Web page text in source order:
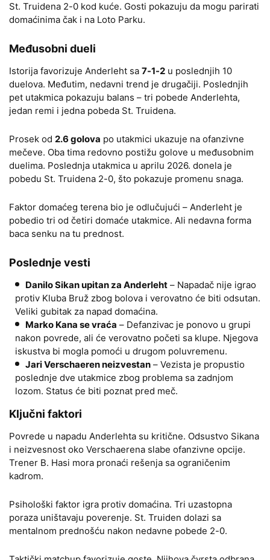
St. Truidena 2-0 kod kuće. Gosti pokazuju da mogu parirati
domaćinima čak i na Loto Parku.
Međusobni dueli
Istorija favorizuje Anderleht sa 7-1-2 u poslednjih 10
duelova. Međutim, nedavni trend je drugačiji. Poslednjih
pet utakmica pokazuju balans – tri pobede Anderlehta,
jedan remi i jedna pobeda St. Truidena.
Prosek od 2.6 golova po utakmici ukazuje na ofanzivne
mečeve. Oba tima redovno postižu golove u međusobnim
duelima. Poslednja utakmica u aprilu 2026. donela je
pobedu St. Truidena 2-0, što pokazuje promenu snaga.
Faktor domaćeg terena bio je odlučujući – Anderleht je
pobedio tri od četiri domaće utakmice. Ali nedavna forma
baca senku na tu prednost.
Poslednje vesti
Danilo Sikan upitan za Anderleht – Napadač nije igrao
protiv Kluba Bruž zbog bolova i verovatno će biti odsutan.
Veliki gubitak za napad domaćina.
Marko Kana se vraća – Defanzivac je ponovo u grupi
nakon povrede, ali će verovatno početi sa klupe. Njegova
iskustva bi mogla pomoći u drugom poluvremenu.
Jari Verschaeren neizvestan – Vezista je propustio
poslednje dve utakmice zbog problema sa zadnjom
lozom. Status će biti poznat pred meč.
Ključni faktori
Povrede u napadu Anderlehta su kritične. Odsustvo Sikana
i neizvesnost oko Verschaerena slabe ofanzivne opcije.
Trener B. Hasi mora pronaći rešenja sa ograničenim
kadrom.
Psihološki faktor igra protiv domaćina. Tri uzastopna
poraza uništavaju poverenje. St. Truiden dolazi sa
mentalnom prednošću nakon nedavne pobede 2-0.